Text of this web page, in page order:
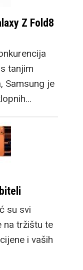
Z Fold8
tanjim
Samsung je
su svi
na tržištu te
i vaših